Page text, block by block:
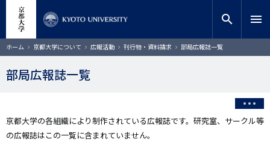
コ
ン
ン
動
サイト内検索 search menu
ホーム 京都大学について 広報活動 刊行物・資料請求 部局広報誌一覧
部局広報誌一覧
京都大学の各組織により制作されている広報誌です。研究室、サークル等
の広報誌はこの一覧に含まれていません。